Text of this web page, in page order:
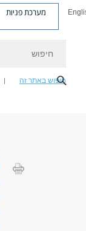
מערכת פניות
חיפוש באתר זה